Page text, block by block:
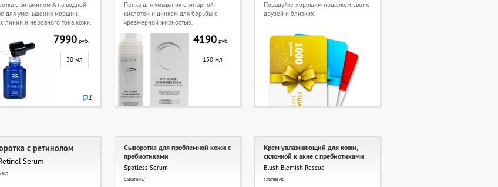
с витамином А на водной
для уменьшения морщин,
линий и неровного тона кожи.
7990 руб.
30 мл
1
Пенка для умывания с янтарной
кислотой и цинком для борьбы с
чрезмерной жирностью.
4190 руб.
150 мл
Порадуйте хорошим подарком своих
друзей и близких.
с ретинолом
Serum
MD
Сыворотка для проблемной кожи с
пребиотиками
Spotless Serum
Esderma MD
Крем увлажняющий для кожи,
склонной к акне с пребиотиками
Blush Blemish Rescue
Esderma MD